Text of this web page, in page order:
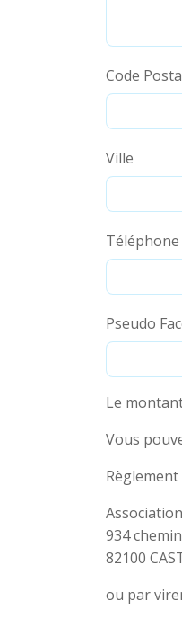
Code
Ville
Téléphone
Pseudo
Le
Vous
934
82100
ou par